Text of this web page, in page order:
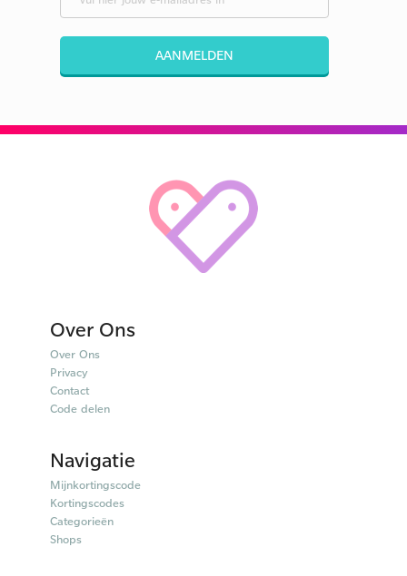
AANMELDEN
Over Ons
Over Ons
Privacy
Contact
Code delen
Navigatie
Mijnkortingscode
Kortingscodes
Categorieën
Shops